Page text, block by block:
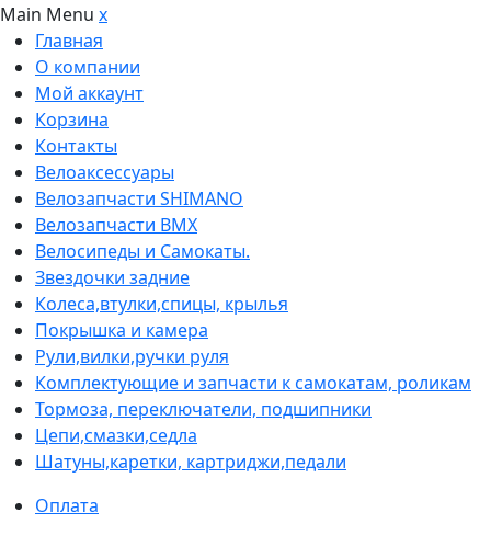
Main Menu x
Главная
О компании
Мой аккаунт
Корзина
Контакты
Велоаксессуары
Велозапчасти SHIMANO
Велозапчасти BMX
Велосипеды и Самокаты.
Звездочки задние
Колеса,втулки,спицы, крылья
Покрышка и камера
Рули,вилки,ручки руля
Комплектующие и запчасти к самокатам, роликам
Тормоза, переключатели, подшипники
Цепи,смазки,седла
Шатуны,каретки, картриджи,педали
Оплата